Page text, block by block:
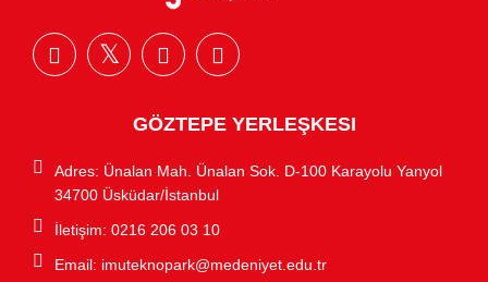
GÖZTEPE YERLEŞKESI
Adres: Ünalan Mah. Ünalan Sok. D-100 Karayolu Yanyol
34700 Üsküdar/İstanbul
İletişim: 0216 206 03 10
Email: imuteknopark@medeniyet.edu.tr